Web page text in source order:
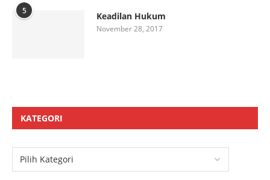
5 Keadilan Hukum
November 28, 2017
KATEGORI